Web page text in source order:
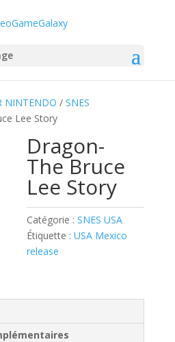
NINTENDO / SNES
Lee Story
Dragon-
The Bruce
Lee Story
Catégorie :SNES USA
Étiquette :USA Mexico
release